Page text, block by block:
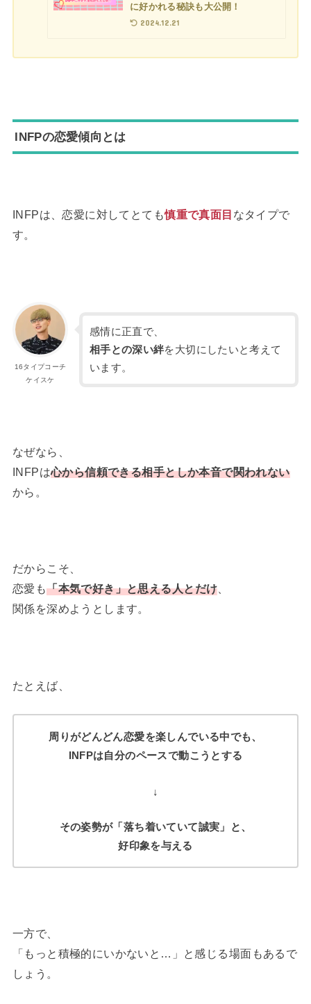
に好かれる秘訣も大公開！
2024.12.21
INFPの恋愛傾向とは
INFPは、恋愛に対してとても慎重で真面目 なタイプで
す。
16タイプコーチ
ケイスケ
感情に正直で、
相手との深い絆を大切にしたいと考えて
います。
なぜなら、
INFPは心から信頼できる相手としか本音で関われない
から。
だからこそ、
恋愛も「本気で好き」と思える人とだけ
関係を深めようとします。
たとえば、
周りがどんどん恋愛を楽しんでいる中でも、
INFPは自分のペースで動こうとする
↓
その姿勢が「落ち着いていて誠実」と、
好印象を与える
一方で、
「もっと積極的にいかないと…」と感じる場面もあるで
しょう。